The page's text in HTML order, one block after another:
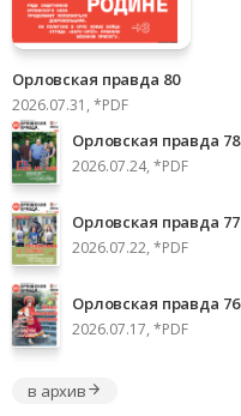
Орловская правда 80
2026.07.31, *PDF
Орловская правда 78
2026.07.24, *PDF
Орловская правда 77
2026.07.22, *PDF
Орловская правда 76
2026.07.17, *PDF
в архив